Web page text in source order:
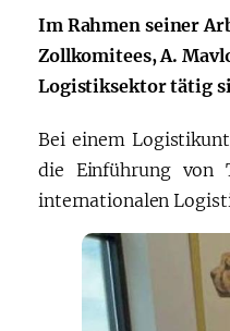
Im Rahmen seiner
Zollkomitees, A.
Logistiksektor tätig
Bei einem
die Einführung von
internationalen